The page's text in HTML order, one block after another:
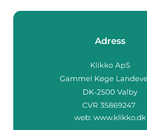
Adress
web: www.klikko.dk